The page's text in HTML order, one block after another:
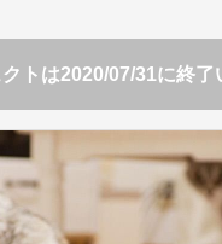
トは2020/07/31に終